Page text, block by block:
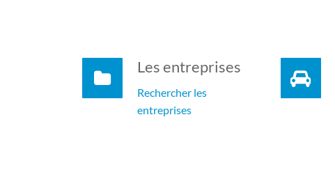
Les entreprises
Rechercher les
entreprises